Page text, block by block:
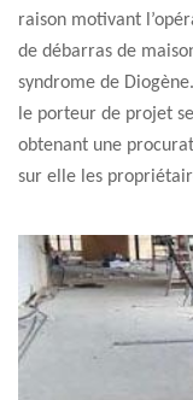
raison motivant
de débarras de
syndrome de
le porteur de projet
obtenant une
sur elle les